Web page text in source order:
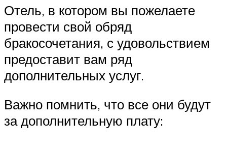
Отель, в котором вы пожелаете
провести свой обряд
бракосочетания, с удовольствием
предоставит вам ряд
дополнительных услуг.
Важно помнить, что все они будут
за дополнительную плату: